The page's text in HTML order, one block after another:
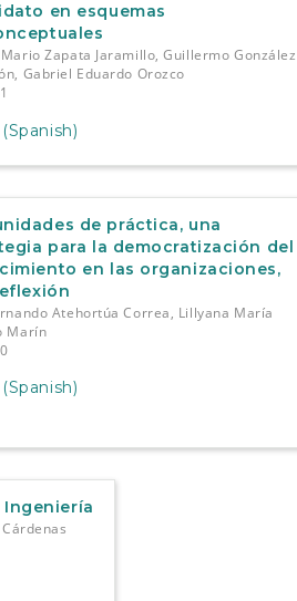
en esquemas
Zapata Jaramillo, Guillermo González
Gabriel Eduardo Orozco
de práctica, una
para la democratización del
en las organizaciones,
Atehortúa Correa, Lillyana María
Marín